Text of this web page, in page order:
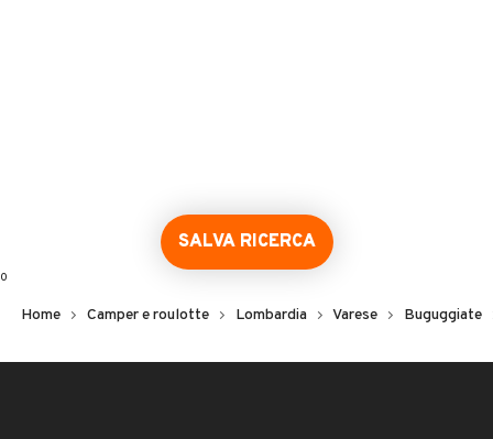
SALVA RICERCA
0
Home Camper e roulotte Lombardia Varese Buguggiate